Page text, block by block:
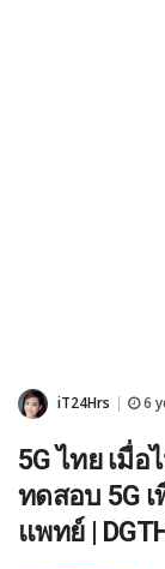
iT24Hrs 6
5G ไทย เมื่อ
ทดสอบ 5G
แพทย์ | DGTH